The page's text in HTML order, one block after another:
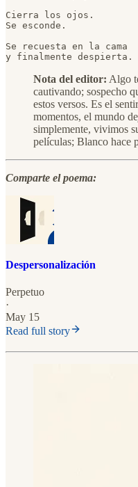
Cierra los ojos.
Se esconde.
Se recuesta en la cama
y finalmente despierta.
Nota del editor: Algo
cautivando; sospecho
estos versos. Es el
momentos, el mundo
simplemente, vivimos
películas; Blanco hace
Comparte el poema:
Despersonalización
Perpetuo
·
May 15
Read full story